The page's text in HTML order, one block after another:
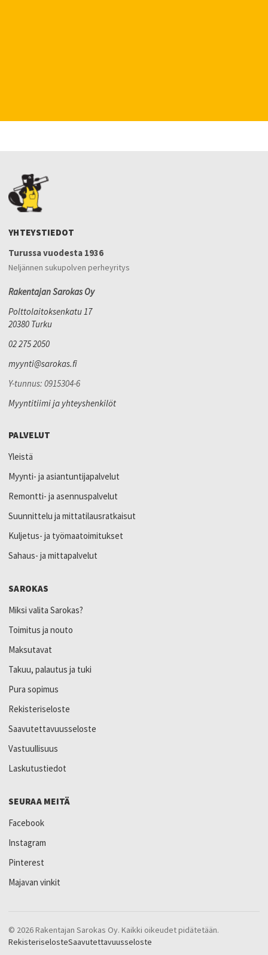
YHTEYSTIEDOT
Turussa vuodesta 1936
Neljännen sukupolven perheyritys
Rakentajan Sarokas Oy
Polttolaitoksenkatu 17
20380 Turku
02 275 2050
myynti@sarokas.fi
Y-tunnus: 0915304-6
Myyntitiimi ja yhteyshenkilöt
PALVELUT
Yleistä
Myynti- ja asiantuntijapalvelut
Remontti- ja asennuspalvelut
Suunnittelu ja mittatilausratkaisut
Kuljetus- ja työmaatoimitukset
Sahaus- ja mittapalvelut
SAROKAS
Miksi valita Sarokas?
Toimitus ja nouto
Maksutavat
Takuu, palautus ja tuki
Pura sopimus
Rekisteriseloste
Saavutettavuusseloste
Vastuullisuus
Laskutustiedot
SEURAA MEITÄ
Facebook
Instagram
Pinterest
Majavan vinkit
© 2026 Rakentajan Sarokas Oy. Kaikki oikeudet pidätetään.
RekisteriselosteSaavutettavuusseloste